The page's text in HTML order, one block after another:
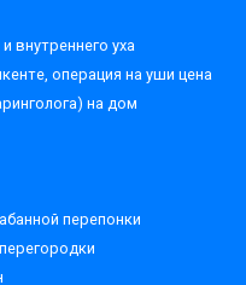
внутреннего уха
операция на уши цена
на дом
перепонки